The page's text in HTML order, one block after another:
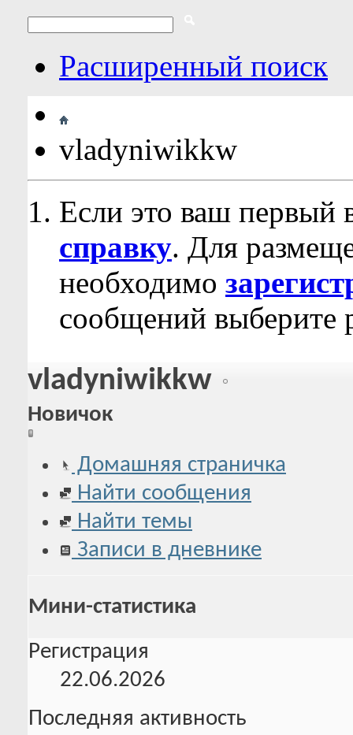
Расширенный поиск
vladyniwikkw
Если это ваш первый
справку. Для
необходимо
сообщений выберите
vladyniwikkw
Новичок
Домашняя страничка
Найти сообщения
Найти темы
Записи в дневнике
Мини-статистика
Регистрация
22.06.2026
Последняя активность